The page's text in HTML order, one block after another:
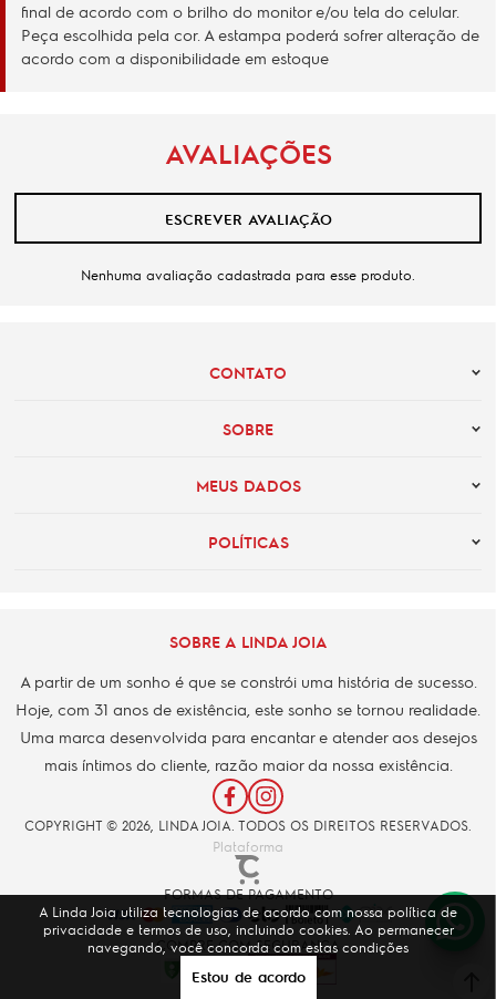
final de acordo com o brilho do monitor e/ou tela do celular.
Peça escolhida pela cor. A estampa poderá sofrer alteração de
acordo com a disponibilidade em estoque
AVALIAÇÕES
ESCREVER AVALIAÇÃO
Nenhuma avaliação cadastrada para esse produto.
CONTATO
SOBRE
MEUS DADOS
POLÍTICAS
SOBRE A LINDA JOIA
A partir de um sonho é que se constrói uma história de sucesso.
Hoje, com 31 anos de existência, este sonho se tornou realidade.
Uma marca desenvolvida para encantar e atender aos desejos
mais íntimos do cliente, razão maior da nossa existência.
COPYRIGHT © 2026, LINDA JOIA. TODOS OS DIREITOS RESERVADOS.
Plataforma
FORMAS DE PAGAMENTO
COMPRE COM SEGURANÇA
A Linda Joia utiliza tecnologias de acordo com nossa política de
privacidade e termos de uso, incluindo cookies. Ao permanecer
navegando, você concorda com estas condições
Estou de acordo